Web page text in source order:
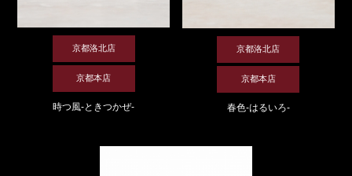
京都洛北店
京都本店
時つ風-ときつかぜ-
京都洛北店
京都本店
春色-はるいろ-